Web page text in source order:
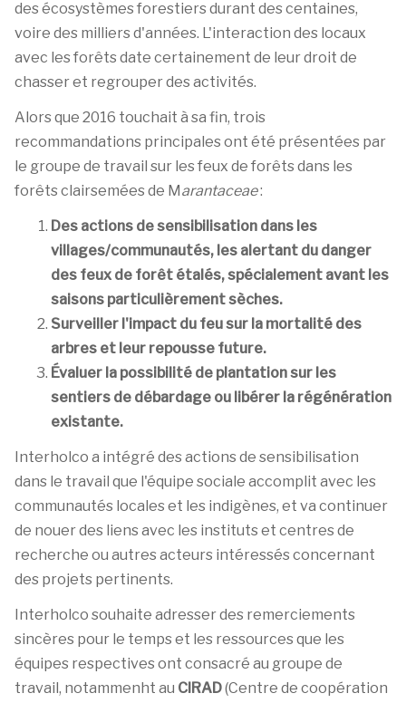
des écosystèmes forestiers durant des centaines,
voire des milliers d'années. L'interaction des locaux
avec les forêts date certainement de leur droit de
chasser et regrouper des activités.
Alors que 2016 touchait à sa fin, trois
recommandations principales ont été présentées par
le groupe de travail sur les feux de forêts dans les
forêts clairsemées de Marantaceae:
Des actions de sensibilisation dans les
villages/communautés, les alertant du danger
des feux de forêt étalés, spécialement avant les
saisons particulièrement sèches.
Surveiller l'impact du feu sur la mortalité des
arbres et leur repousse future.
Évaluer la possibilité de plantation sur les
sentiers de débardage ou libérer la régénération
existante.
Interholco a intégré des actions de sensibilisation
dans le travail que l'équipe sociale accomplit avec les
communautés locales et les indigènes, et va continuer
de nouer des liens avec les instituts et centres de
recherche ou autres acteurs intéressés concernant
des projets pertinents.
Interholco souhaite adresser des remerciements
sincères pour le temps et les ressources que les
équipes respectives ont consacré au groupe de
travail, notammenht au CIRAD(Centre de coopération